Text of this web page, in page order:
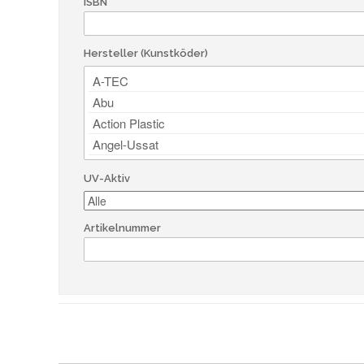
Hersteller (Kunstköder)
UV-Aktiv
Artikelnummer